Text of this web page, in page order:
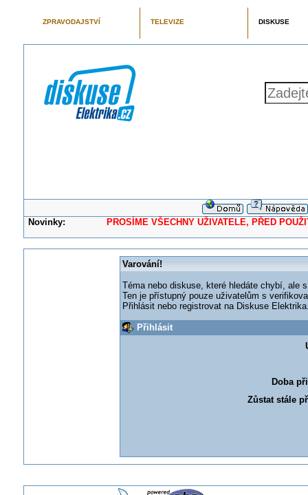
ZPRAVODAJSTVÍ TELEVIZE DISKUSE
Novinky: PROSÍME VŠECHNY UŽIVATELE, PŘED
Varování!
Téma nebo diskuse, které hledáte chybí, ale
Ten je přístupný pouze uživatelům s
Přihlásit nebo registrovat na Diskuse
Přihlásit
Doba
Zůstat stále